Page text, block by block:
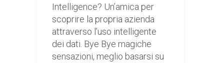
Intelligence? Un’amica per
scoprire la propria azienda
attraverso l’uso intelligente
dei dati. Bye Bye magiche
sensazioni, meglio basarsi su